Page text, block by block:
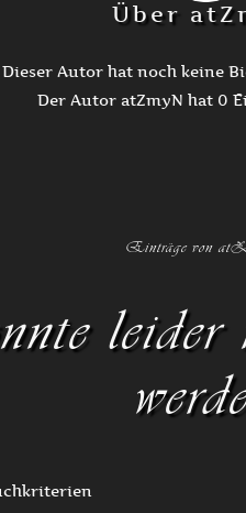
Über
Dieser Autor hat noch keine
Der Autor atZmyN hat 0
Einträge von
leider